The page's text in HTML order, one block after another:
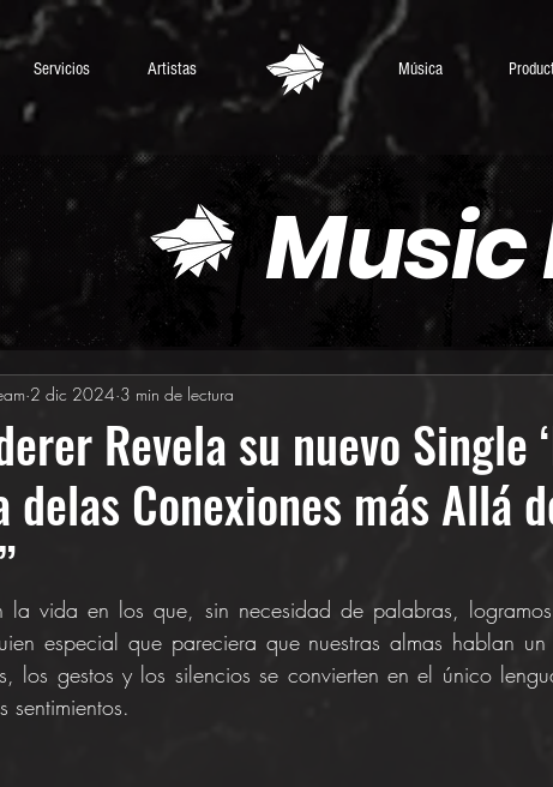
Servicios Artistas Música
Music
Revela su nuevo Single
delas Conexiones más Allá
2 dic 2024 3 min de lectura
la vida en los que, sin necesidad de palabras,
especial que pareciera que nuestras almas hablan
los gestos y los silencios se convierten en el único
sentimientos.